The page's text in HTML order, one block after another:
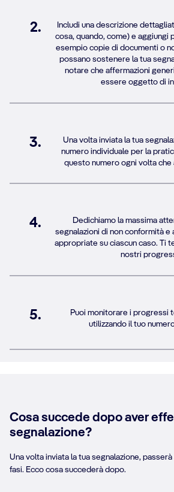
2.
Includi una descrizione
cosa, quando, come) e aggiungi
esempio copie di documenti o
possano sostenere la tua
notare che affermazioni
essere oggetto di
3.
Una volta inviata la tua
numero individuale per la
questo numero ogni volta che
4.
Dedichiamo la massima
segnalazioni di non conformità
appropriate su ciascun caso. Ti
nostri
5.
Puoi monitorare i progressi
utilizzando il tuo
Cosa succede dopo aver
segnalazione?
Una volta inviata la tua segnalazione,
fasi. Ecco cosa succederà dopo.